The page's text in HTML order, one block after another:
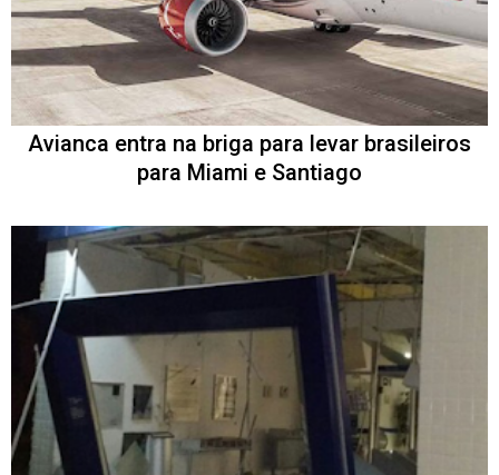
Avianca entra na briga para levar brasileiros
para Miami e Santiago